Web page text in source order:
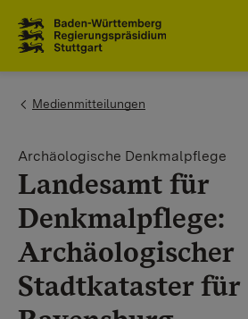
You are here:
Medienmitteilungen
Archäologische Denkmalpflege
Landesamt für
Denkmalpflege:
Archäologischer
Stadtkataster für